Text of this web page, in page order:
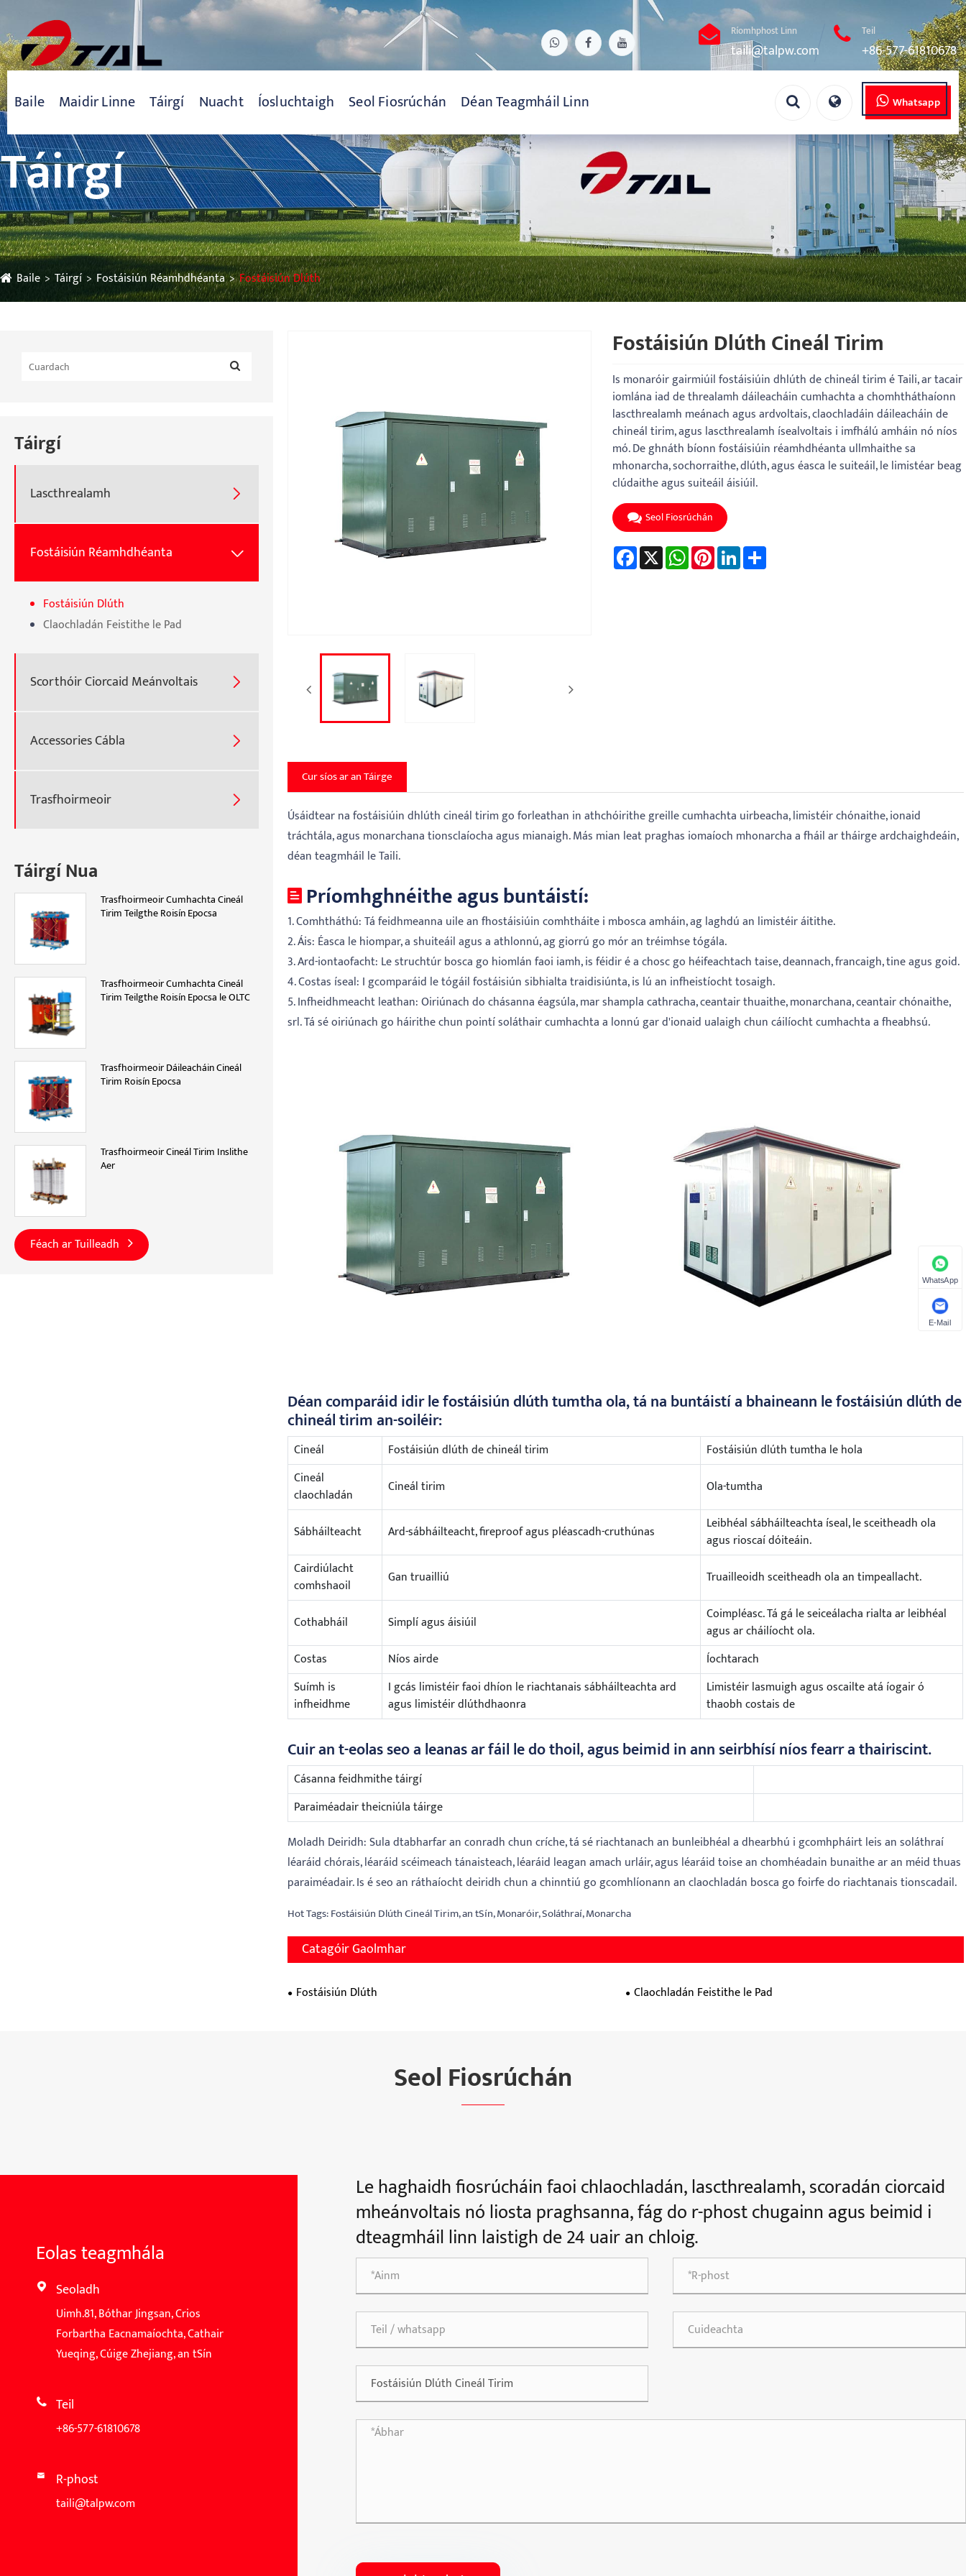
Ríomhphost Linn
taili@talpw.com
Teil
+86-577-61810678
Baile Maidir Linne Táirgí Nuacht Íosluchtaigh Seol Fiosrúchán Déan Teagmháil Linn Whatsapp
Táirgí
Baile Táirgí Fostáisiún Réamhdhéanta Fostáisiún Dlúth
Táirgí
Lascthrealamh 
Fostáisiún Réamhdhéanta 
Fostáisiún Dlúth
Claochladán Feistithe le Pad
Scorthóir Ciorcaid Meánvoltais 
Accessories Cábla 
Trasfhoirmeoir 
Táirgí Nua
Trasfhoirmeoir Cumhachta Cineál
Tirim Teilgthe Roisín Epocsa
Trasfhoirmeoir Cumhachta Cineál
Tirim Teilgthe Roisín Epocsa le OLTC
Trasfhoirmeoir Dáileacháin Cineál
Tirim Roisín Epocsa
Trasfhoirmeoir Cineál Tirim Inslithe
Aer
Féach ar Tuilleadh
Fostáisiún Dlúth Cineál Tirim
Is monaróir gairmiúil fostáisiúin dhlúth de chineál tirim é Taili, ar tacair
iomlána iad de threalamh dáileacháin cumhachta a chomhtháthaíonn
lascthrealamh meánach agus ardvoltais, claochladáin dáileacháin de
chineál tirim, agus lascthrealamh ísealvoltais i imfhálú amháin nó níos
mó. De ghnáth bíonn fostáisiúin réamhdhéanta ullmhaithe sa
mhonarcha, sochorraithe, dlúth, agus éasca le suiteáil, le limistéar beag
clúdaithe agus suiteáil áisiúil.
Seol Fiosrúchán
Facebook
X WhatsAppPinterestLinkedInShare
Cur síos ar an Táirge
Úsáidtear na fostáisiúin dhlúth cineál tirim go forleathan in athchóirithe greille cumhachta uirbeacha, limistéir chónaithe, ionaid
tráchtála, agus monarchana tionsclaíocha agus mianaigh. Más mian leat praghas iomaíoch mhonarcha a fháil ar tháirge ardchaighdeáin,
déan teagmháil le Taili.
Príomhghnéithe agus buntáistí:
1. Comhtháthú: Tá feidhmeanna uile an fhostáisiúin comhtháite i mbosca amháin, ag laghdú an limistéir áitithe.
2. Áis: Éasca le hiompar, a shuiteáil agus a athlonnú, ag giorrú go mór an tréimhse tógála.
3. Ard-iontaofacht: Le struchtúr bosca go hiomlán faoi iamh, is féidir é a chosc go héifeachtach taise, deannach, francaigh, tine agus goid.
4. Costas íseal: I gcomparáid le tógáil fostáisiún sibhialta traidisiúnta, is lú an infheistíocht tosaigh.
5. Infheidhmeacht leathan: Oiriúnach do chásanna éagsúla, mar shampla cathracha, ceantair thuaithe, monarchana, ceantair chónaithe,
srl. Tá sé oiriúnach go háirithe chun pointí soláthair cumhachta a lonnú gar d'ionaid ualaigh chun cáilíocht cumhachta a fheabhsú.
Déan comparáid idir le fostáisiún dlúth tumtha ola, tá na buntáistí a bhaineann le fostáisiún dlúth de
chineál tirim an-soiléir:
Cineál Fostáisiún dlúth de chineál tirim
Fostáisiún dlúth tumtha le hola
Cineál
claochladán
Cineál tirim Ola-tumtha
Sábháilteacht Ard-sábháilteacht, fireproof agus pléascadh-cruthúnas
Leibhéal sábháilteachta íseal, le sceitheadh ​​ola
agus rioscaí dóiteáin.
Cairdiúlacht
comhshaoil
Gan truailliú Truailleoidh sceitheadh ​​ola an timpeallacht.
Cothabháil Simplí agus áisiúil
Coimpléasc. Tá gá le seiceálacha rialta ar leibhéal
agus ar cháilíocht ola.
Costas
Níos airde
Íochtarach
Suímh is
infheidhme
I gcás limistéir faoi dhíon le riachtanais sábháilteachta ard
agus limistéir dlúthdhaonra
Limistéir lasmuigh agus oscailte atá íogair ó
thaobh costais de
Cuir an t-eolas seo a leanas ar fáil le do thoil, agus beimid in ann seirbhísí níos fearr a thairiscint.
Cásanna feidhmithe táirgí
Paraiméadair theicniúla táirge
Moladh Deiridh: Sula dtabharfar an conradh chun críche, tá sé riachtanach an bunleibhéal a dhearbhú i gcomhpháirt leis an soláthraí
léaráid chórais, léaráid scéimeach tánaisteach, léaráid leagan amach urláir, agus léaráid toise an chomhéadain bunaithe ar an méid thuas
paraiméadair. Is é seo an ráthaíocht deiridh chun a chinntiú go gcomhlíonann an claochladán bosca go foirfe do riachtanais tionscadail.
Hot Tags: Fostáisiún Dlúth Cineál Tirim, an tSín, Monaróir, Soláthraí, Monarcha
Catagóir Gaolmhar
Fostáisiún Dlúth Claochladán Feistithe le Pad
Seol Fiosrúchán
Eolas teagmhála
 Seoladh
Uimh.81, Bóthar Jingsan, Crios
Forbartha Eacnamaíochta, Cathair
Yueqing, Cúige Zhejiang, an tSín
 Teil
+86-577-61810678
 R-phost
taili@talpw.com
Le haghaidh fiosrúcháin faoi chlaochladán, lascthrealamh, scoradán ciorcaid
mheánvoltais nó liosta praghsanna, fág do r-phost chugainn agus beimid i
dteagmháil linn laistigh de 24 uair an chloig.
WhatsApp
E-Mail